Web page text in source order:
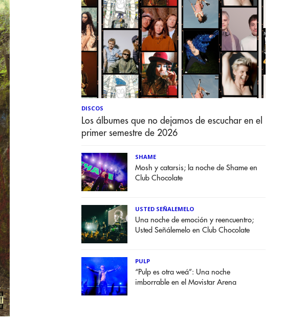
DISCOS
Los álbumes que no dejamos de escuchar en el
primer semestre de 2026
SHAME
Mosh y catarsis; la noche de Shame en
Club Chocolate
USTED SEÑALEMELO
Una noche de emoción y reencuentro;
Usted Señálemelo en Club Chocolate
PULP
“Pulp es otra weá”: Una noche
imborrable en el Movistar Arena